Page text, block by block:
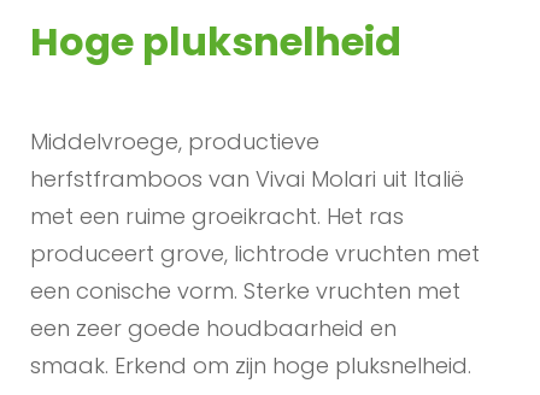
Hoge pluksnelheid
Middelvroege, productieve
herfstframboos van Vivai Molari uit Italië
met een ruime groeikracht. Het ras
produceert grove, lichtrode vruchten met
een conische vorm. Sterke vruchten met
een zeer goede houdbaarheid en
smaak. Erkend om zijn hoge pluksnelheid.